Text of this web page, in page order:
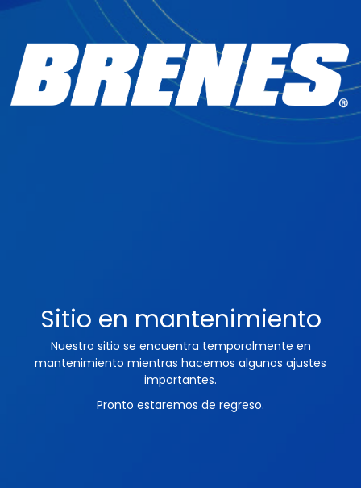
Sitio en mantenimiento
Nuestro sitio se encuentra temporalmente en
mantenimiento mientras hacemos algunos ajustes
importantes.
Pronto estaremos de regreso.